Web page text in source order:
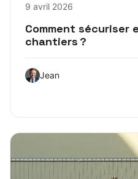
9 avril 2026
Comment sécuriser
chantiers ?
Jean